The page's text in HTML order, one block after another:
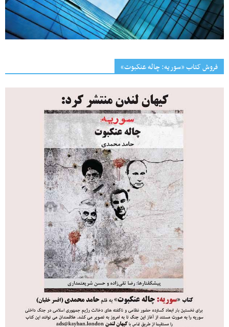
فروش کتاب «سوریه: چاله عنکبوت»